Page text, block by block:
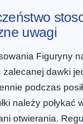
uwagi
Figuryny
zalecanej dawki
podczas
należy połykać
otwierania.